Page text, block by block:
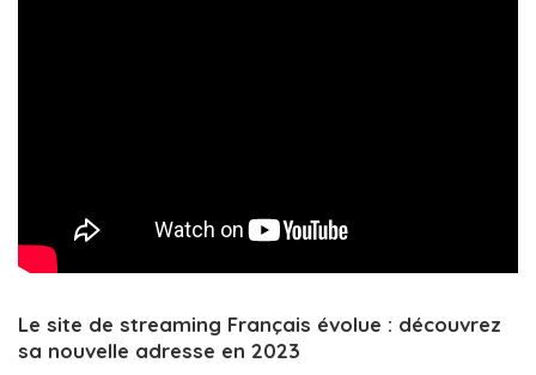
Le site de streaming Français évolue : découvrez
sa nouvelle adresse en 2023